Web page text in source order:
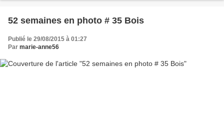
52 semaines en photo # 35 Bois
Publié le 29/08/2015 à 01:27
Par marie-anne56